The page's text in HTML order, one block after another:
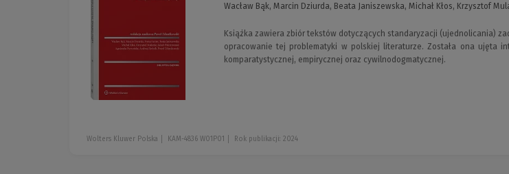
Wacław Bąk, Marcin Dziurda, Beata Janiszewska, Michał Kłos, Krzysztof
Książka zawiera zbiór tekstów dotyczących standaryzacji (ujednolicania)
opracowanie tej problematyki w polskiej literaturze. Została ona ujęta
komparatystycznej, empirycznej oraz cywilnodogmatycznej.
Wolters Kluwer Polska KAM-4836 W01P01 Rok publikacji: 2024